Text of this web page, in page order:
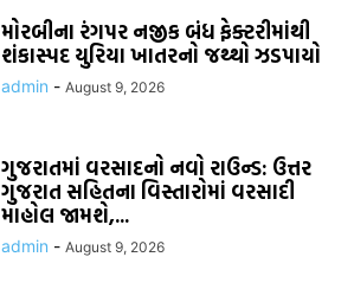
મોરબીના રંગપર નજીક બંધ ફેક્ટરીમાંથી
શંકાસ્પદ યુરિયા ખાતરનો જથ્થો ઝડપાયો
admin - August 9, 2026
ગુજરાતમાં વરસાદનો નવો રાઉન્ડ: ઉત્તર
ગુજરાત સહિતના વિસ્તારોમાં વરસાદી
માહોલ જામશે,...
admin - August 9, 2026